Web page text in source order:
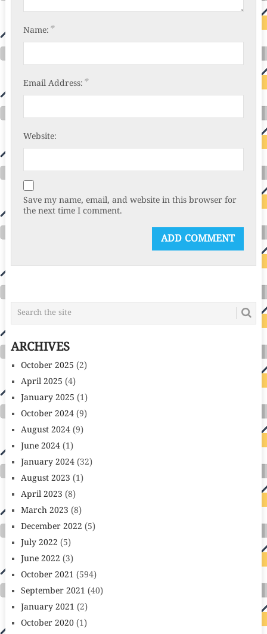
Name: *
Email Address: *
Website:
Save my name, email, and website in this browser for
the next time I comment.
ARCHIVES
October 2025 (2)
April 2025 (4)
January 2025 (1)
October 2024(9)
August 2024(9)
June 2024(1)
January 2024(32)
August 2023 (1)
April 2023 (8)
March 2023 (8)
December 2022 (5)
July 2022 (5)
June 2022 (3)
October 2021 (594)
September 2021 (40)
January 2021 (2)
October 2020(1)